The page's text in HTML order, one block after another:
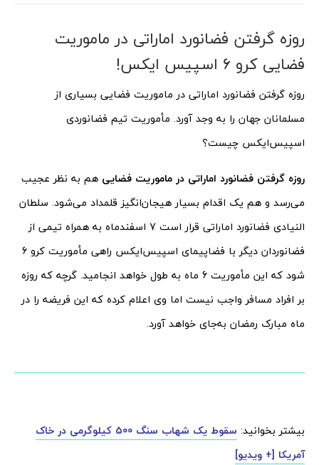
روزه گرفتن فضانورد اماراتی در ماموریت
فضایی کرو 6 اسپیس ایکس!
روزه گرفتن فضانورد اماراتی در ماموریت فضایی بسیاری از
مسلمانان جهان را به وجد آورد. مأموریت تیم فضانوردی
اسپیس‌ایکس چیست؟
روزه گرفتن فضانورد اماراتی در ماموریت فضایی هم به نظر عجیب
می‌رسد و هم یک اقدام بسیار هیجان‌انگیز قلمداد می‌شود. سلطان
النیادی فضانورد اماراتی قرار است 7 اسفندماه به همراه تیمی از
فضانوردان دیگر با فضاپیمای اسپیس‌ایکس راهی مأموریت کرو 6
شود که این مأموریت 6 ماه به طول خواهد انجامید. گرچه که روزه
بر افراد مسافر واجب نیست اما وی اعلام کرده که این فریضه را در
ماه مبارک رمضان به‌جای خواهد آورد.
بیشتر بخوانید:
سقوط یک شهاب سنگ 500 کیلوگرمی در خاک
آمریکا [+ ویدیو]